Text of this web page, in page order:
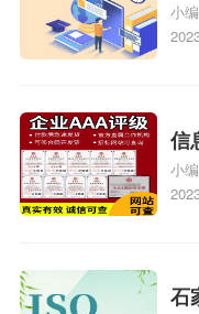
小
能
信
级
务
小
证
体
石